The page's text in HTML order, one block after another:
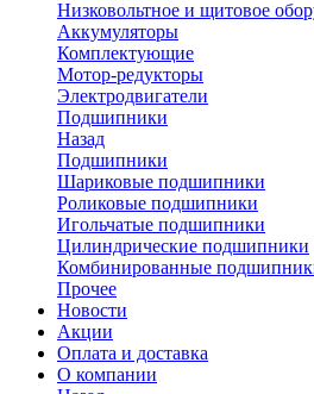
Низковольтное и щитовое
Аккумуляторы
Комплектующие
Мотор-редукторы
Электродвигатели
Подшипники
Назад
Подшипники
Шариковые подшипники
Роликовые подшипники
Игольчатые подшипники
Цилиндрические подшипники
Комбинированные
Прочее
Новости
Акции
Оплата и доставка
О компании